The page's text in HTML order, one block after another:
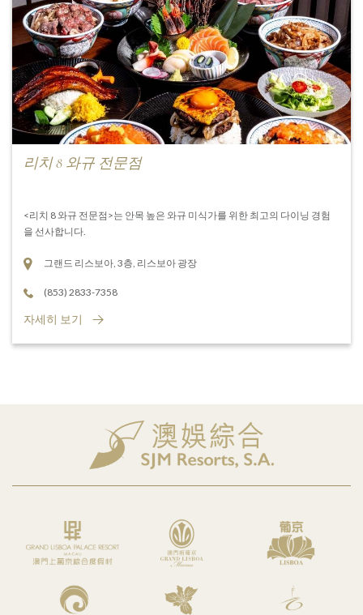
리치 8 와규 전문점
<리치 8 와규 전문점>는 안목 높은 와규 미식가를 위한 최고의 다이닝 경험
을 선사합니다.
그랜드 리스보아, 3층, 리스보아 광장
(853) 2833-7358
자세히 보기